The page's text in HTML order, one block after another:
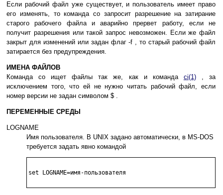
Если рабочий файл уже существует, и пользователь имеет право
его изменять, то команда co запросит разрешение на затирание
старого рабочего файла и аварийно прервет работу, если не
получит разрешения или такой запрос невозможен. Если же файл
закрыт для изменений или задан флаг -f , то старый рабочий файл
затирается без предупреждения.
ИМЕНА ФАЙЛОВ
Команда co ищет файлы так же, как и команда ci(1), за
исключением того, что ей не нужно читать рабочий файл, если
номер версии не задан символом $ .
ПЕРЕМЕННЫЕ СРЕДЫ
LOGNAME
Имя пользователя. В UNIX задано автоматически, в MS-DOS
требуется задать явно командой
set LOGNAME=имя-пользователя